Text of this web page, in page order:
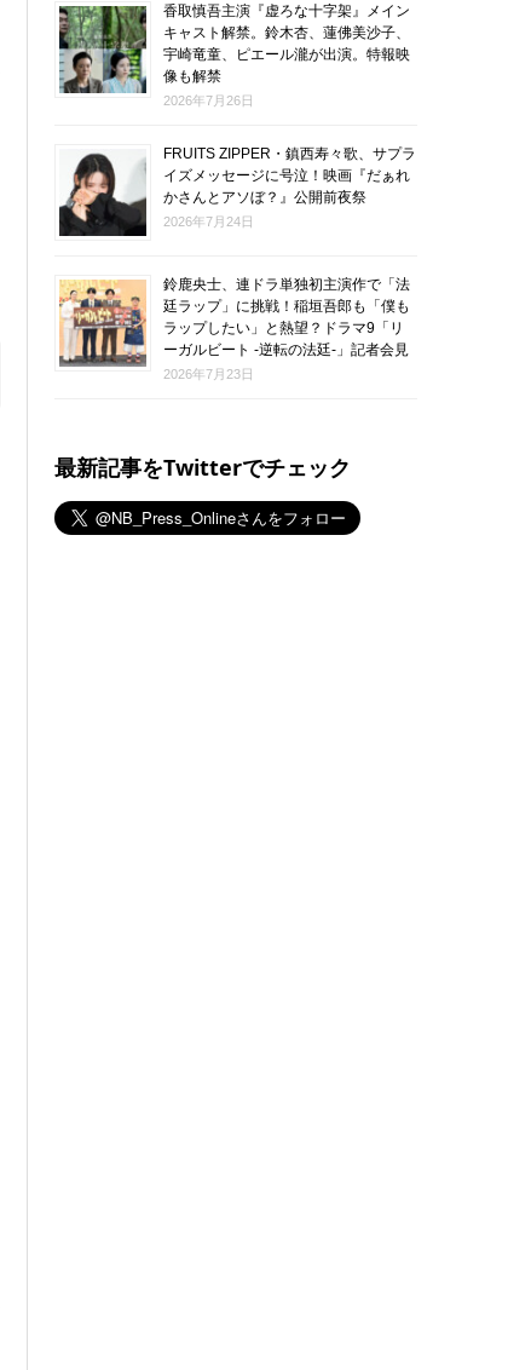
香取慎吾主演『虚ろな十字架』メイン
キャスト解禁。鈴木杏、蓮佛美沙子、
宇崎竜童、ピエール瀧が出演。特報映
像も解禁
2026年7月26日
FRUITS ZIPPER・鎮西寿々歌、サプラ
イズメッセージに号泣！映画『だぁれ
かさんとアソぼ？』公開前夜祭
2026年7月24日
鈴鹿央士、連ドラ単独初主演作で「法
廷ラップ」に挑戦！稲垣吾郎も「僕も
ラップしたい」と熱望？ドラマ9「リ
ーガルビート -逆転の法廷-」記者会見
2026年7月23日
最新記事をTwitterでチェック